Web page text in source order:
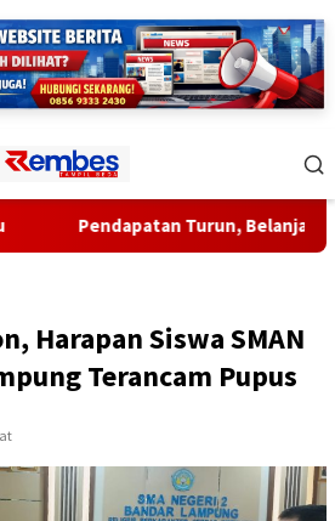
Pendapatan Turun, Belanja Naik: APBD
Harapan Siswa SMAN
Terancam Pupus